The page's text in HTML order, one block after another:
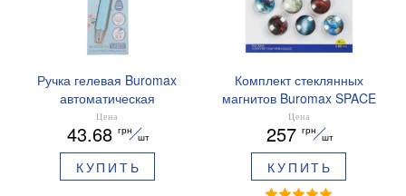
Ручка гелевая Buromax
автоматическая
ARABESKI 0.5 мм
ароматизированный грипп
синие чернила в блистере
BM.8379-02
Цена
43.68 грн
шт
КУПИТЬ
Комплект стеклянных
магнитов Buromax SPACE
12 шт 30 мм BM.0048
Цена
257 грн
шт
КУПИТЬ